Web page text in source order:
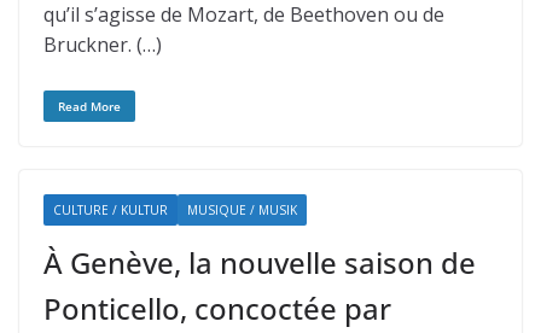
qu’il s’agisse de Mozart, de Beethoven ou de
Bruckner. (…)
Read More
CULTURE / KULTUR MUSIQUE / MUSIK
À Genève, la nouvelle saison de
Ponticello, concoctée par